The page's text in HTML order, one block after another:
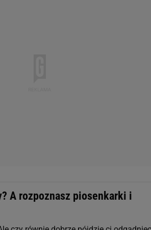
A rozpoznasz piosenkarki i